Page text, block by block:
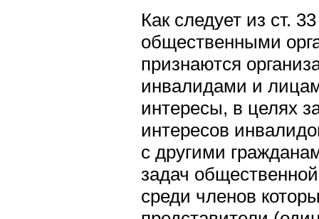
Как следует из ст.
общественными
признаются
инвалидами и
интересы, в целях
интересов
с другими
задач
среди членов